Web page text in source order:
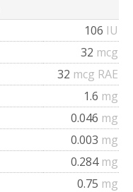
106 IU
32 mcg
32 mcg RAE
1.6 mg
0.046 mg
0.003 mg
0.284 mg
0.75 mg